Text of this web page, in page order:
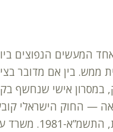
המעשים הנפוצים
ממש. בין אם מדובר
במסרון אישי שנחשף
— החוק הישראלי
בבירור: מדובר בהפרת חוק הגנת הפרטיות,